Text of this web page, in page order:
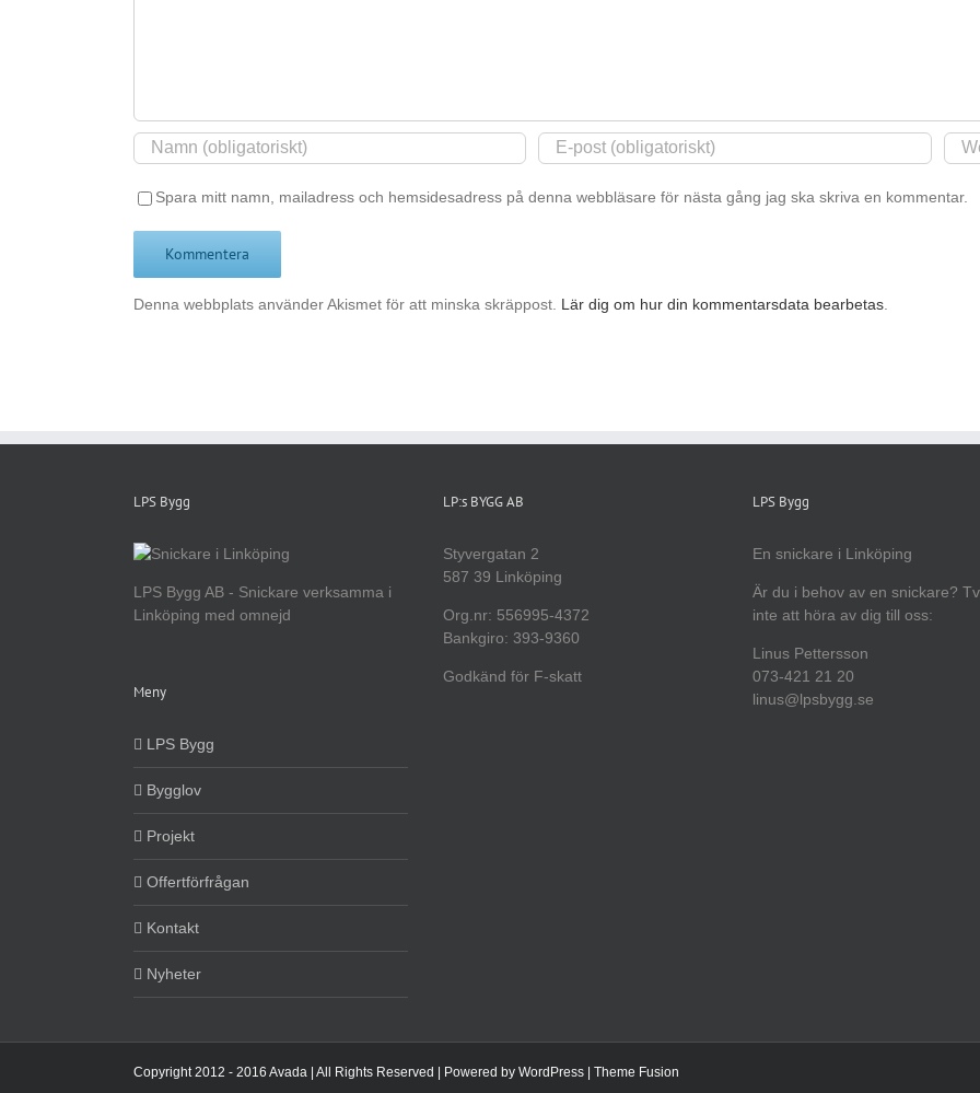
Spara mitt namn, mailadress och hemsidesadress på denna webbläsare för nästa gång jag ska skriva en kommentar.
Denna webbplats använder Akismet för att minska skräppost. Lär dig om hur din kommentarsdata bearbetas
LPS Bygg
LPS Bygg AB - Snickare verksamma i
Linköping med omnejd
Meny
LPS Bygg
Bygglov
Projekt
Offertförfrågan
Kontakt
Nyheter
LP:s BYGG AB
Styvergatan 2
587 39 Linköping
Org.nr: 556995-4372
Bankgiro: 393-9360
Godkänd för F-skatt
LPS Bygg
En snickare i Linköping
Är du i behov av en snickare?
inte att höra av dig till oss:
Linus Pettersson
073-421 21 20
linus@lpsbygg.se
Copyright 2012 - 2016 Avada | All Rights Reserved | Powered by WordPress | Theme Fusion